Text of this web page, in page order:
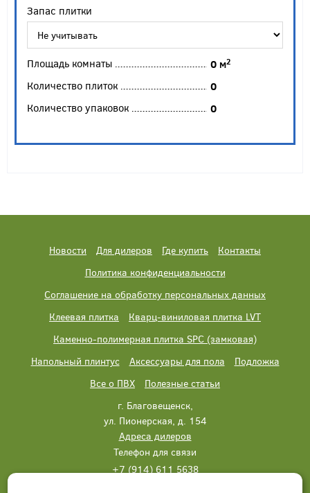
Запас плитки
Площадь комнаты 0 м2
Количество плиток
0
Количество упаковок
0
Новости Для дилеров Где купить
Контакты
Политика конфиденциальности
Соглашение на обработку персональных данных
Клеевая плитка
Кварц-виниловая плитка LVT
Каменно-полимерная плитка SPC (замковая)
Напольный плинтус
Аксессуары для пола
Подложка
Все о ПВХ
Полезные статьи
г. Благовещенск,
ул. Пионерская, д. 154
Адреса дилеров
Телефон для связи
+7 (914) 611 5638